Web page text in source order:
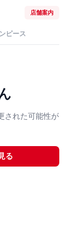
店舗案内
ピース
された可能性が
る